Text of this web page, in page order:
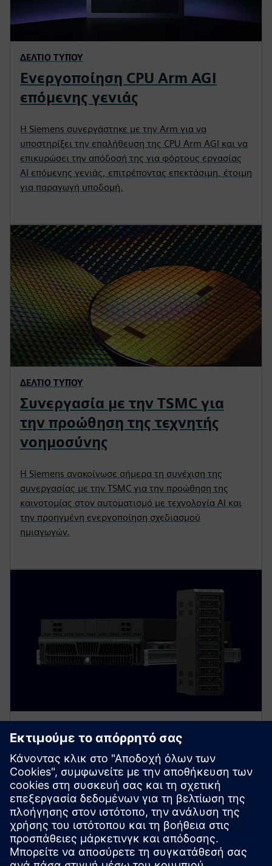
ΔΕΛΤΊΟ ΤΎΠΟΥ
Ενεργοποίηση CPU Arm AGI
επόμενης γενιάς
Η Siemens συνεργάστηκε με την Arm για να
υποστηρίξει την επαλήθευση της CPU Arm AGI και να
επικυρώσει την απόδοσή της για φόρτους εργασίας
AI επόμενης γενιάς, επιτρέποντας επεκτάσιμη, έτοιμη
για παραγωγή υποδομή.
ΔΕΛΤΊΟ ΤΎΠΟΥ
Συνεργασία με την TSMC για
την προώθηση της τεχνητής
νοημοσύνης
Η Siemens ανακοίνωσε σήμερα τη συνέχιση της
συνεργασίας με την TSMC για την προώθηση της
καινοτομίας στον αυτοματισμό με τεχνολογία AI και
την προηγμένη ενεργοποίηση σχεδιασμού
ημιαγωγών.
Η Siemens και η NVIDIA
επιτυγχάνουν σημαντική
ανακάλυψη επαλήθευσης
Η NVIDIA και η Siemens έχουν καταγράψει δεκάδες
τρισεκατομμύρια κύκλους σε διάστημα λίγων ημερών
εκμεταλλευόμενοι το Veloce ProFPGA CS της Siemens.